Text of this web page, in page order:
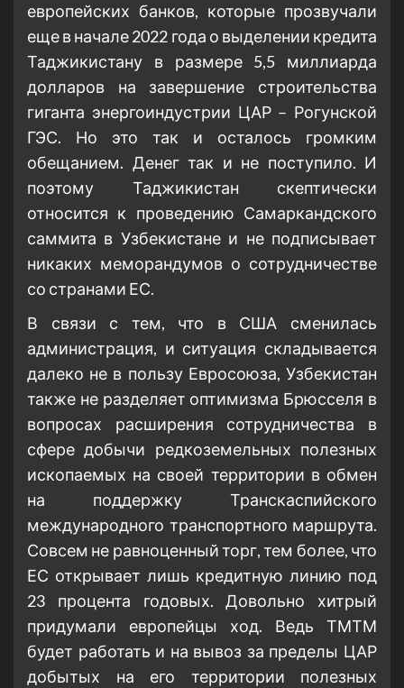
европейских банков, которые прозвучали
еще в начале 2022 года о выделении кредита
Таджикистану в размере 5,5 миллиарда
долларов на завершение строительства
гиганта энергоиндустрии ЦАР – Рогунской
ГЭС. Но это так и осталось громким
обещанием. Денег так и не поступило. И
поэтому Таджикистан скептически
относится к проведению Самаркандского
саммита в Узбекистане и не подписывает
никаких меморандумов о сотрудничестве
со странами ЕС.
В связи с тем, что в США сменилась
администрация, и ситуация складывается
далеко не в пользу Евросоюза, Узбекистан
также не разделяет оптимизма Брюсселя в
вопросах расширения сотрудничества в
сфере добычи редкоземельных полезных
ископаемых на своей территории в обмен
на поддержку Транскаспийского
международного транспортного маршрута.
Совсем не равноценный торг, тем более, что
ЕС открывает лишь кредитную линию под
23 процента годовых. Довольно хитрый
придумали европейцы ход. Ведь ТМТМ
будет работать и на вывоз за пределы ЦАР
добытых на его территории полезных